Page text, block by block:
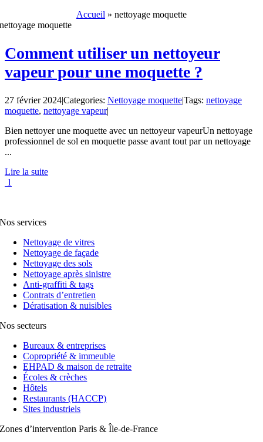
Accueil » nettoyage moquette
nettoyage moquette
Comment utiliser un nettoyeur
vapeur pour une moquette ?
27 février 2024Categories: Nettoyage moquetteTags: nettoyage
moquette, nettoyage vapeur|
Bien nettoyer une moquette avec un nettoyeur vapeurUn nettoyage
professionnel de sol en moquette passe avant tout par un nettoyage
...
Lire la suite
1
Nos services
Nettoyage de vitres
Nettoyage de façade
Nettoyage des sols
Nettoyage après sinistre
Anti-graffiti & tags
Contrats d’entretien
Dératisation & nuisibles
Nos secteurs
Bureaux & entreprises
Copropriété & immeuble
EHPAD & maison de retraite
Écoles & crèches
Hôtels
Restaurants (HACCP)
Sites industriels
Zones d’intervention Paris & Île-de-France